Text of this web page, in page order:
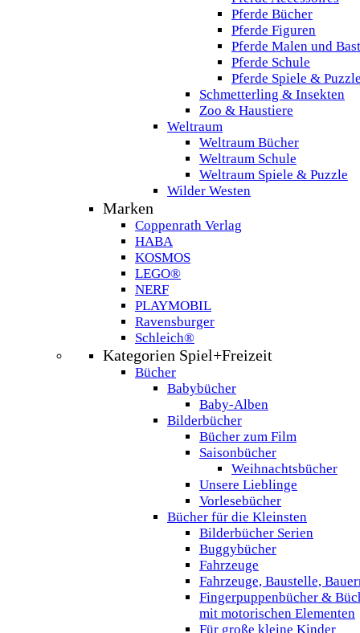
Pferde Bücher
Pferde Figuren
Pferde Malen und
Pferde Schule
Pferde Spiele &
Schmetterling & Insekten
Zoo & Haustiere
Weltraum
Weltraum Bücher
Weltraum Schule
Weltraum Spiele & Puzzle
Wilder Westen
Marken
Coppenrath Verlag
HABA
KOSMOS
LEGO®
NERF
PLAYMOBIL
Ravensburger
Schleich®
Kategorien Spiel+Freizeit
Bücher
Babybücher
Baby-Alben
Bilderbücher
Bücher zum Film
Saisonbücher
Weihnachtsbücher
Unsere Lieblinge
Vorlesebücher
Bücher für die Kleinsten
Bilderbücher Serien
Buggybücher
Fahrzeuge
Fahrzeuge, Baustelle,
Fingerpuppenbücher &
mit motorischen Elementen
Für große kleine Kinder